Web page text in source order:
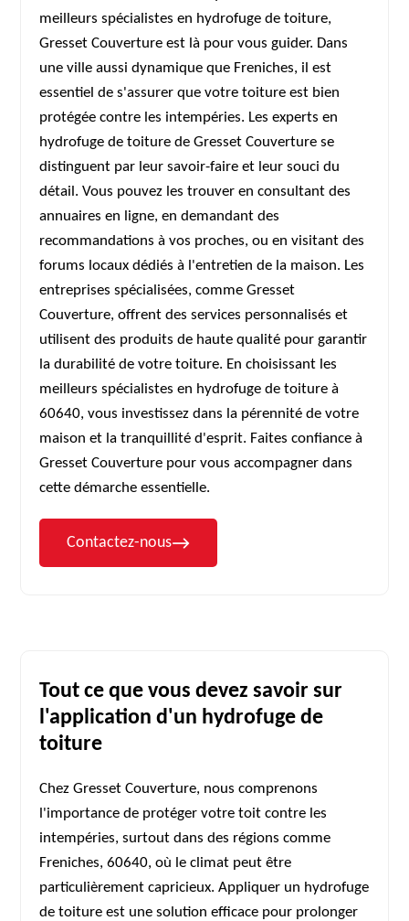
meilleurs spécialistes en hydrofuge de toiture,
Gresset Couverture est là pour vous guider. Dans
une ville aussi dynamique que Freniches, il est
essentiel de s'assurer que votre toiture est bien
protégée contre les intempéries. Les experts en
hydrofuge de toiture de Gresset Couverture se
distinguent par leur savoir-faire et leur souci du
détail. Vous pouvez les trouver en consultant des
annuaires en ligne, en demandant des
recommandations à vos proches, ou en visitant des
forums locaux dédiés à l'entretien de la maison. Les
entreprises spécialisées, comme Gresset
Couverture, offrent des services personnalisés et
utilisent des produits de haute qualité pour garantir
la durabilité de votre toiture. En choisissant les
meilleurs spécialistes en hydrofuge de toiture à
60640, vous investissez dans la pérennité de votre
maison et la tranquillité d'esprit. Faites confiance à
Gresset Couverture pour vous accompagner dans
cette démarche essentielle.
Contactez-nous
Tout ce que vous devez savoir sur
l'application d'un hydrofuge de
toiture
Chez Gresset Couverture, nous comprenons
l'importance de protéger votre toit contre les
intempéries, surtout dans des régions comme
Freniches, 60640, où le climat peut être
particulièrement capricieux. Appliquer un hydrofuge
de toiture est une solution efficace pour prolonger